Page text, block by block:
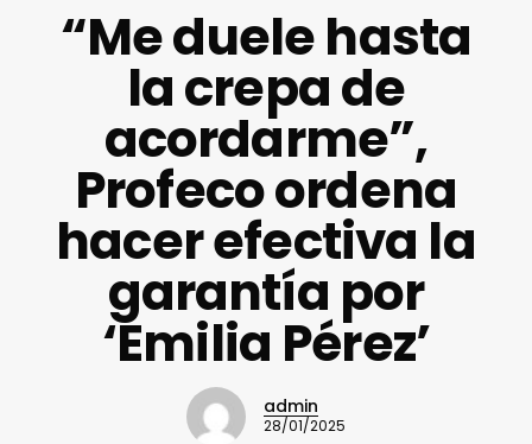
“Me duele hasta
la crepa de
acordarme”,
Profeco ordena
hacer efectiva la
garantía por
‘Emilia Pérez’
admin
28/01/2025